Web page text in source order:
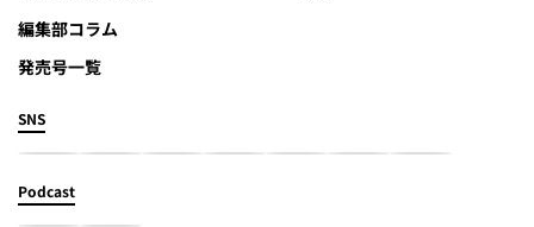
編集部コラム
発売号一覧
SNS
Podcast